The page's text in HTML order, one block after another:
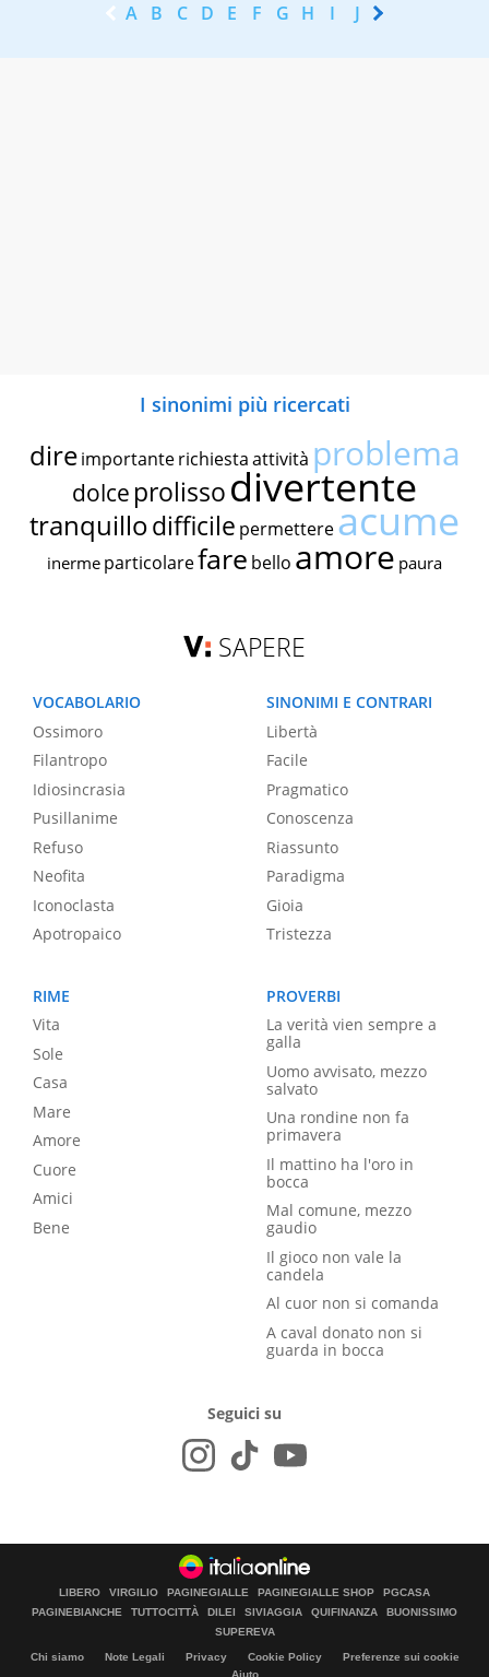
A B C D E F G H I J K
I sinonimi più ricercati
dire importante richiestaattività problema
dolce prolissodivertente
tranquillodifficile permettereacume
inerme particolarefare bello amore paura
SAPERE
VOCABOLARIO
Ossimoro
Filantropo
Idiosincrasia
Pusillanime
Refuso
Neofita
Iconoclasta
Apotropaico
SINONIMI E CONTRARI
Libertà
Facile
Pragmatico
Conoscenza
Riassunto
Paradigma
Gioia
Tristezza
RIME
Vita
Sole
Casa
Mare
Amore
Cuore
Amici
Bene
PROVERBI
La verità vien sempre a
galla
Uomo avvisato, mezzo
salvato
Una rondine non fa
primavera
Il mattino ha l'oro in
bocca
Mal comune, mezzo
gaudio
Il gioco non vale la
candela
Al cuor non si comanda
A caval donato non si
guarda in bocca
Seguici su
LIBERO VIRGILIO PAGINEGIALLE PAGINEGIALLE SHOP
PGCASA
PAGINEBIANCHE
TUTTOCITTÀ DILEI SIVIAGGIA QUIFINANZA
BUONISSIMO
SUPEREVA
Chi siamo Note Legali Privacy Cookie Policy
Preferenze sui cookie